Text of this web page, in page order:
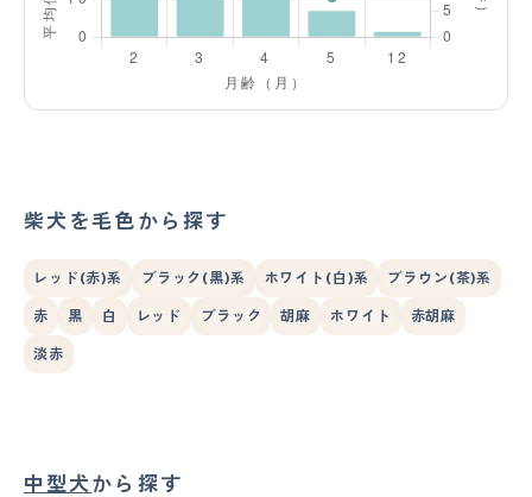
柴犬を毛色から探す
レッド(赤)系 ブラック(黒)系 ホワイト(白)系 ブラウン(茶)系
赤 黒 白 レッド ブラック 胡麻 ホワイト 赤胡麻
淡赤
中型犬から探す